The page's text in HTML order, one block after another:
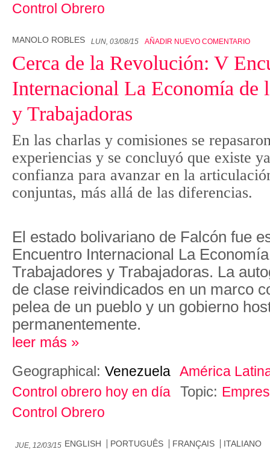
Control Obrero
MANOLO ROBLES LUN, 03/08/15 AÑADIR NUEVO COMENTARIO
Cerca de la Revolución: V
Internacional La Economía de
y Trabajadoras
En las charlas y comisiones se
experiencias y se concluyó que existe
confianza para avanzar en la
conjuntas, más allá de las diferencias.
El estado bolivariano de Falcón fue
Encuentro Internacional La
Trabajadores y Trabajadoras. La
de clase reivindicados en un marco
pelea de un pueblo y un gobierno
permanentemente.
leer más »
Geographical: Venezuela América
Control obrero hoy en día
Topic:
Control Obrero
JUE, 12/03/15 ENGLISH PORTUGUÊS FRANÇAIS ITALIANO